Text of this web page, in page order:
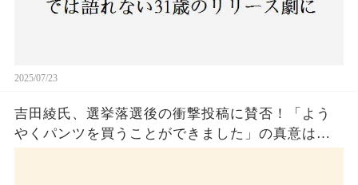
2025/07/23
吉田綾氏、選挙落選後の衝撃投稿に賛否！「よう
やくパンツを買うことができました」の真意は？